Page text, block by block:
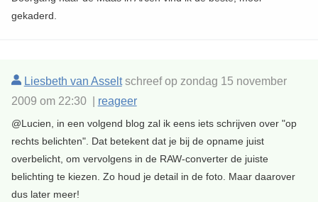
gekaderd.
Liesbeth van Asseltschreef op zondag 15 november
2009 om 22:30 | reageer
@Lucien, in een volgend blog zal ik eens iets schrijven over "op
rechts belichten". Dat betekent dat je bij de opname juist
overbelicht, om vervolgens in de RAW-converter de juiste
belichting te kiezen. Zo houd je detail in de foto. Maar daarover
dus later meer!